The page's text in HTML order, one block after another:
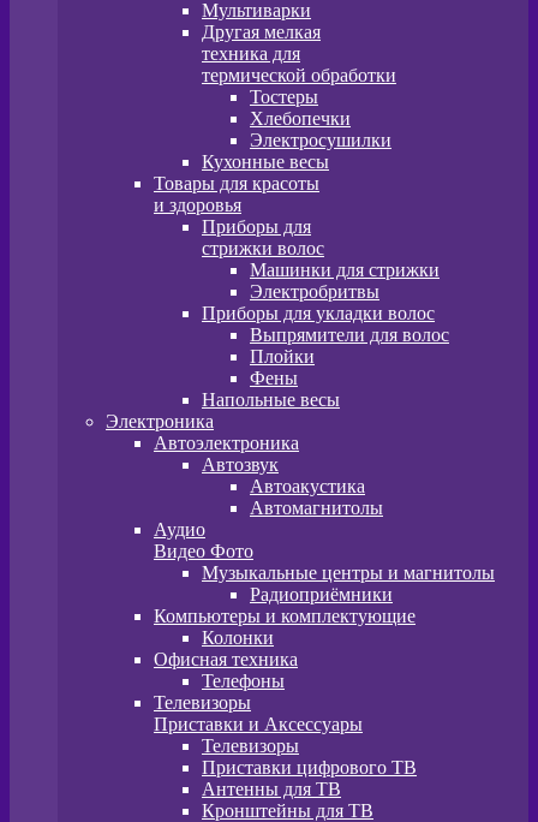
Мультиварки
Другая мелкая
техника для
термической обработки
Тостеры
Хлебопечки
Электросушилки
Кухонные весы
Товары для красоты
и здоровья
Приборы для
стрижки волос
Машинки для стрижки
Электробритвы
Приборы для укладки волос
Выпрямители для волос
Плойки
Фены
Напольные весы
Электроника
Автоэлектроника
Автозвук
Автоакустика
Автомагнитолы
Аудио
Видео Фото
Музыкальные центры и магнитолы
Радиоприёмники
Компьютеры и комплектующие
Колонки
Офисная техника
Телефоны
Телевизоры
Приставки и Аксессуары
Телевизоры
Приставки цифрового ТВ
Антенны для ТВ
Кронштейны для ТВ